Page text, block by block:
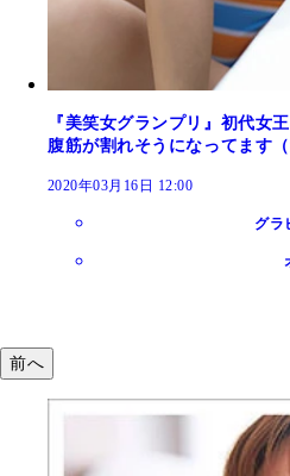
『美笑女グランプリ』初代女
腹筋が割れそうになってます（
2020年03月16日 12:00
グラ
前へ